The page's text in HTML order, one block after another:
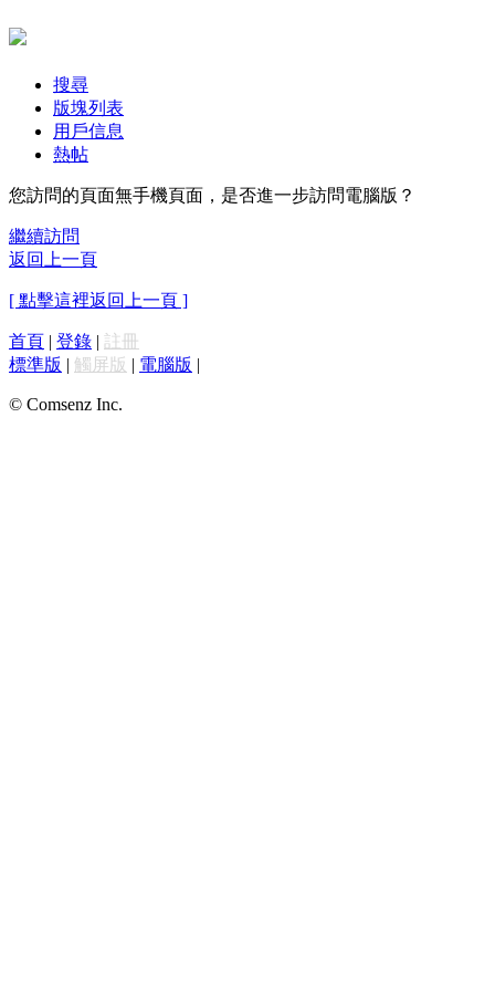
搜尋
版塊列表
用戶信息
熱帖
您訪問的頁面無手機頁面，是否進一步訪問電腦版？
繼續訪問
返回上一頁
[ 點擊這裡返回上一頁 ]
首頁 | 登錄 | 註冊
標準版 | 觸屏版 | 電腦版 |
© Comsenz Inc.